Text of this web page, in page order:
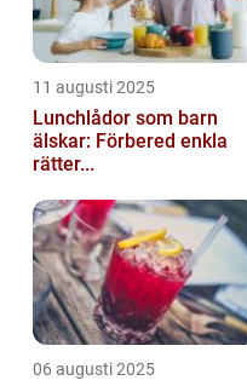
11 augusti 2025
Lunchlådor som barn
älskar: Förbered enkla
rätter...
06 augusti 2025